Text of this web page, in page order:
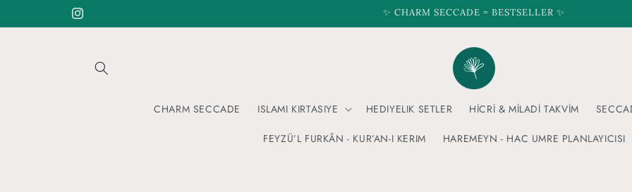
Instagram
✨ CHARM SECCADE = BESTSELLER ✨
CHARM SECCADE ISLAMI KIRTASIYE HEDIYELIK SETLER HİCRİ & MİLADİ TAKVİM
FEYZÜ’L FURKÂN - KUR’AN-I KERIM HAREMEYN - HAC UMRE PLANLAYICISI